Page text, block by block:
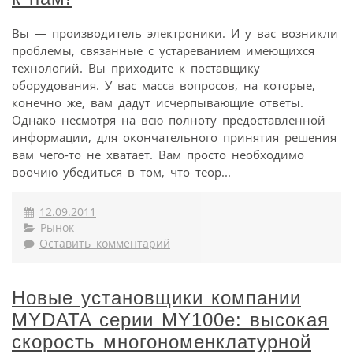
Вы — производитель электроники. И у вас возникли
проблемы, связанные с устареванием имеющихся
технологий. Вы приходите к поставщику
оборудования. У вас масса вопросов, на которые,
конечно же, вам дадут исчерпывающие ответы.
Однако несмотря на всю полноту предоставленной
информации, для окончательного принятия решения
вам чего-то не хватает. Вам просто необходимо
воочию убедиться в том, что теор...
12.09.2011
Рынок
Оставить комментарий
Новые установщики компании
MYDATA серии MY100e: высокая
скорость многономенклатурной